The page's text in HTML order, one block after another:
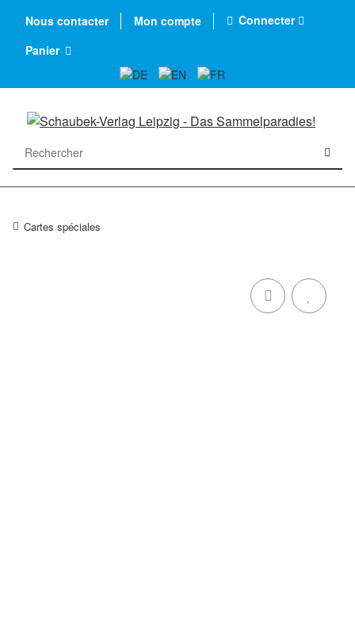
Nous contacter Mon compte
Connecter
Panier
Cartes spéciales